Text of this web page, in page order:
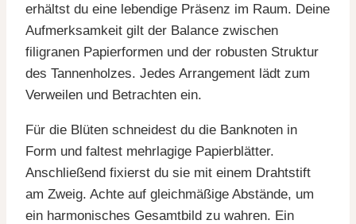
erhältst du eine lebendige Präsenz im Raum. Deine
Aufmerksamkeit gilt der Balance zwischen
filigranen Papierformen und der robusten Struktur
des Tannenholzes. Jedes Arrangement lädt zum
Verweilen und Betrachten ein.
Für die Blüten schneidest du die Banknoten in
Form und faltest mehrlagige Papierblätter.
Anschließend fixierst du sie mit einem Drahtstift
am Zweig. Achte auf gleichmäßige Abstände, um
ein harmonisches Gesamtbild zu wahren. Ein